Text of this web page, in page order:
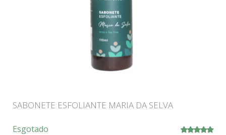
SABONETE ESFOLIANTE MARIA DA SELVA
Esgotado